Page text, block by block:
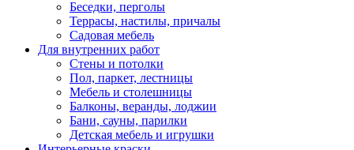
Беседки, перголы
Террасы, настилы, причалы
Садовая мебель
Для внутренних работ
Стены и потолки
Пол, паркет, лестницы
Мебель и столешницы
Балконы, веранды, лоджии
Бани, сауны, парилки
Детская мебель и игрушки